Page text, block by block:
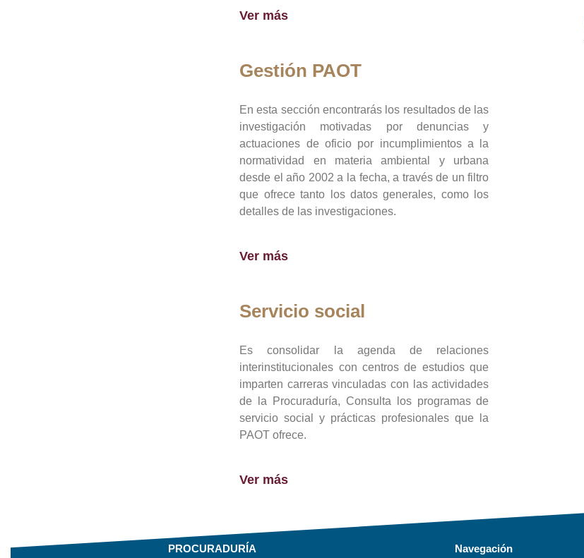
Ver más
Gestión PAOT
En esta sección encontrarás los resultados de las
investigación motivadas por denuncias y
actuaciones de oficio por incumplimientos a la
normatividad en materia ambiental y urbana
desde el año 2002 a la fecha, a través de un filtro
que ofrece tanto los datos generales, como los
detalles de las investigaciones.
Ver más
Servicio social
Es consolidar la agenda de relaciones
interinstitucionales con centros de estudios que
imparten carreras vinculadas con las actividades
de la Procuraduría, Consulta los programas de
servicio social y prácticas profesionales que la
PAOT ofrece.
Ver más
PROCURADURÍA Navegación